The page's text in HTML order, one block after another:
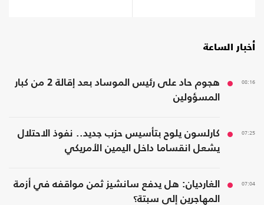
أخبار الساعة
08:16
هجوم حاد على رئيس الموساد بعد إقالة 2 من كبار
المسؤولين
07:25
كارلسون يلوح بتأسيس حزب جديد.. نفوذ الاحتلال
يشعل انقساما داخل اليمين الأمريكي
07:04
الغارديان: هل يدفع سانشيز ثمن مواقفه في أزمة
المهاجرين إلى سبتة؟